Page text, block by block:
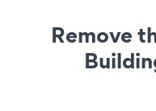
Remove